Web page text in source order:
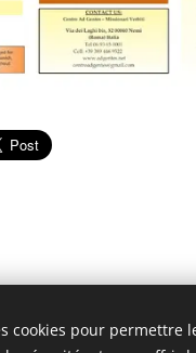
- Via dei
cookies pour permettre